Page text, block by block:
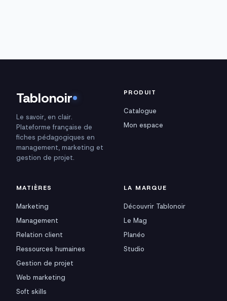
Tablonoir
Le savoir, en clair.
Plateforme française de
fiches pédagogiques en
management, marketing et
gestion de projet.
PRODUIT
Catalogue
Mon espace
MATIÈRES
Marketing
Management
Relation client
Ressources humaines
Gestion de projet
Web marketing
Soft skills
LA MARQUE
Découvrir Tablonoir
Le Mag
Planéo
Studio